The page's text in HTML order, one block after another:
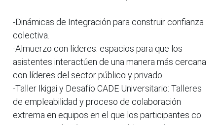
-Dinámicas de Integración para construir confianza
colectiva.
-Almuerzo con líderes: espacios para que los
asistentes interactúen de una manera más cercana
con líderes del sector público y privado.
-Taller Ikigai y Desafío CADE Universitario: Talleres
de empleabilidad y proceso de colaboración
extrema en equipos en el que los participantes co